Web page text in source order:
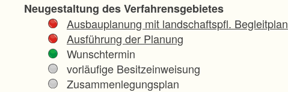
Neugestaltung des Verfahrensgebietes
Ausbauplanung mit landschaftspfl. Begleitplan
Ausführung der Planung
Wunschtermin
vorläufige Besitzeinweisung
Zusammenlegungsplan